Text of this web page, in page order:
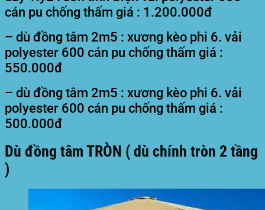
cán pu chống thấm giá : 1.200.000đ
– dù đồng tâm 2m5 : xương kèo phi 6. vải
polyester 600 cán pu chống thấm giá :
550.000đ
– dù đồng tâm 2m5 : xương kèo phi 6. vải
polyester 600 cán pu chống thấm giá :
500.000đ
Dù đồng tâm TRÒN ( dù chính tròn 2 tầng
)